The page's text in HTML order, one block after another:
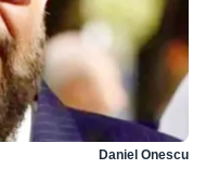
Daniel Onescu